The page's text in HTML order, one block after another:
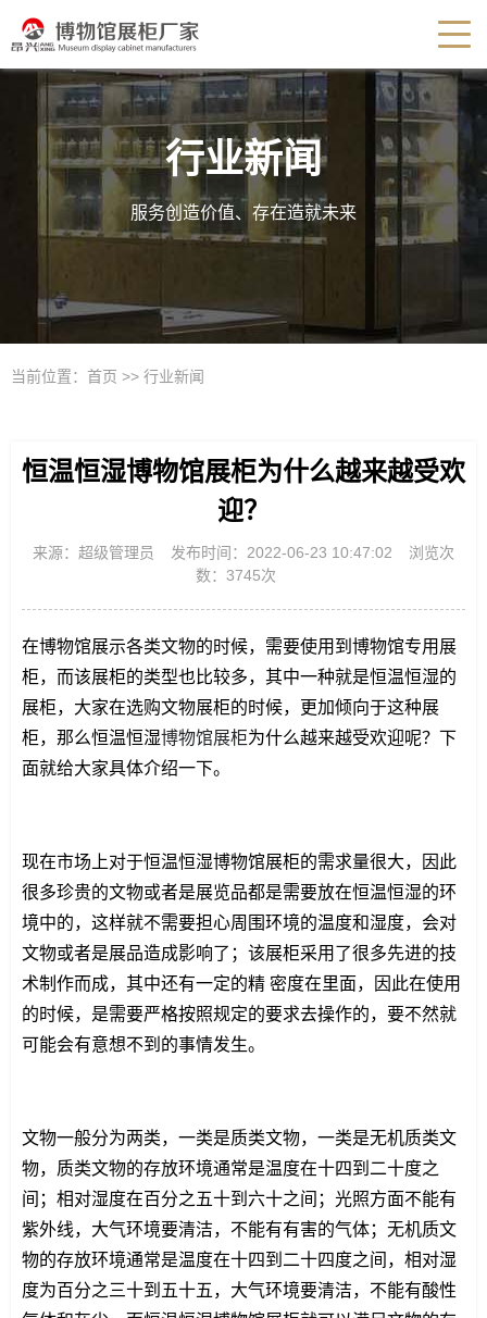
行业新闻
服务创造价值、存在造就未来
当前位置： 首页 >> 行业新闻
恒温恒湿博物馆展柜为什么越来越受欢
迎？
来源：超级管理员 发布时间：2022-06-23 10:47:02
浏览次
数：3745次
在博物馆展示各类文物的时候，需要使用到博物馆专用展
柜，而该展柜的类型也比较多，其中一种就是恒温恒湿的
展柜，大家在选购文物展柜的时候，更加倾向于这种展
柜，那么恒温恒湿博物馆展柜为什么越来越受欢迎呢？下
面就给大家具体介绍一下。
现在市场上对于恒温恒湿博物馆展柜的需求量很大，因此
很多珍贵的文物或者是展览品都是需要放在恒温恒湿的环
境中的，这样就不需要担心周围环境的温度和湿度，会对
文物或者是展品造成影响了；该展柜采用了很多先进的技
术制作而成，其中还有一定的精 密度在里面，因此在使用
的时候，是需要严格按照规定的要求去操作的，要不然就
可能会有意想不到的事情发生。
文物一般分为两类，一类是质类文物，一类是无机质类文
物，质类文物的存放环境通常是温度在十四到二十度之
间；相对湿度在百分之五十到六十之间；光照方面不能有
紫外线，大气环境要清洁，不能有有害的气体；无机质文
物的存放环境通常是温度在十四到二十四度之间，相对湿
度为百分之三十到五十五，大气环境要清洁，不能有酸性